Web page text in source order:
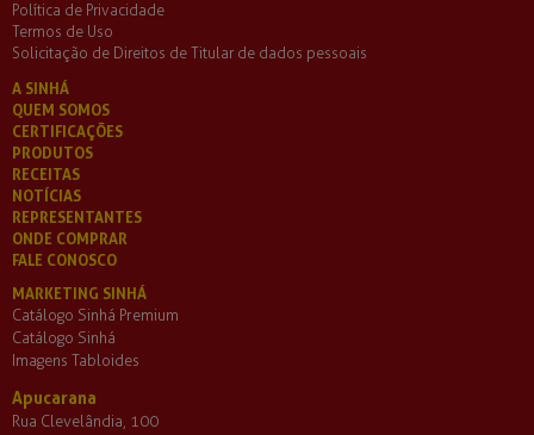
Política de Privacidade
Termos de Uso
Solicitação de Direitos de Titular de dados pessoais
A SINHÁ
QUEM SOMOS
CERTIFICAÇÕES
PRODUTOS
RECEITAS
NOTÍCIAS
REPRESENTANTES
ONDE COMPRAR
FALE CONOSCO
MARKETING SINHÁ
Catálogo Sinhá Premium
Catálogo Sinhá
Imagens Tabloides
Apucarana
Rua Clevelândia, 100